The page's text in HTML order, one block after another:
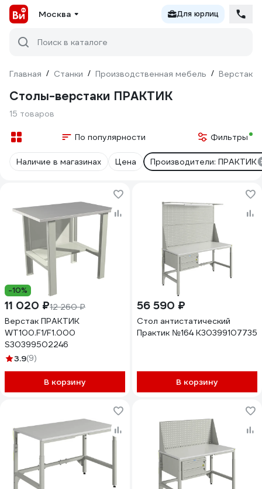
Москва Для юрлиц
Поиск в каталоге
Главная / Станки / Производственная мебель / Верстаки
Столы-верстаки ПРАКТИК
15 товаров
По популярности Фильтры
Наличие в магазинах Цена Производители: ПРАКТИК
-10%
11 020 ₽12 260 ₽
Верстак ПРАКТИК
WT100.F1/F1.000
S30399502246
3.9(9)
В корзину
56 590 ₽
Стол антистатический
Практик №164 К30399107735
В корзину